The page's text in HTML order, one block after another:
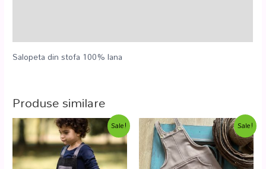
Salopeta din stofa 100% lana
Produse similare
Sale! Sale!